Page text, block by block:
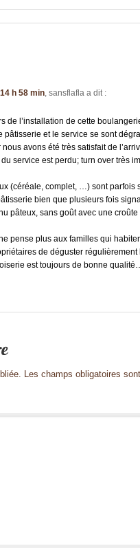
h 58 min, sansflafla a dit :
de l’installation de cette
pâtisserie et le service se sont
avons été très satisfait de
service est perdu; turn over très
(céréale, complet, …) sont parfois
bien que plusieurs fois
pâteux, sans goût avec une
pense plus aux familles qui
de déguster
est toujours de bonne
Les champs obligatoires